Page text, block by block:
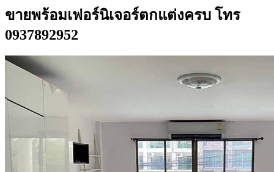
ขายพร้อมเฟอร์นิเจอร์ตกแต่งครบ โทร
0937892952